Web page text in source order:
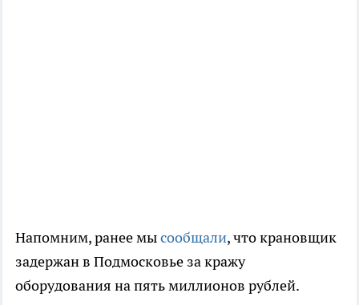
Напомним, ранее мысообщали, что крановщик
задержан в Подмосковье за кражу
оборудования на пять миллионов рублей.